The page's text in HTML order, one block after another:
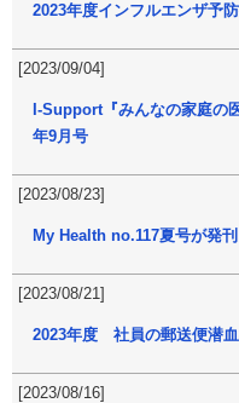
2023年度インフルエンザ予
[2023/09/04]
I-Support『みんなの家庭の
年9月号
[2023/08/23]
My Health no.117夏号が発
[2023/08/21]
2023年度 社員の郵送便潜
[2023/08/16]